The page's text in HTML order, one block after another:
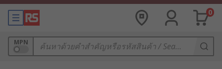
0
MPN